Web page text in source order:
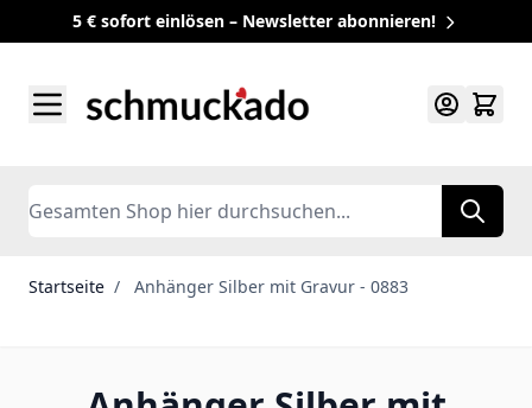
5 € sofort einlösen – Newsletter abonnieren!
Search
Startseite / Anhänger Silber mit Gravur - 0883